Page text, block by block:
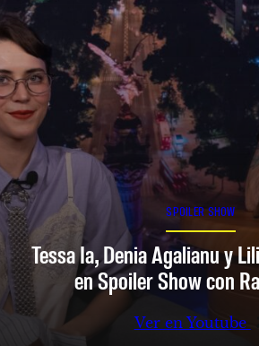
SPOILER SHOW
Tessa Ia, Denia Agalianu y
en Spoiler Show con
Ver en Youtube